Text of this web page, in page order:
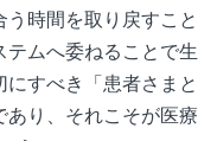
時間を取り戻すこと
テムへ委ねることで生
すべき「患者さまと
り、それこそが医療